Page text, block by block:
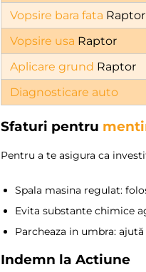
Vopsire bara fata Raptor
Vopsire usa Raptor
Aplicare grund Raptor
Diagnosticare auto
Sfaturi pentru
Pentru a te asigura ca
Spala masina regulat:
Evita substante chimice
Parcheaza in umbra:
Indemn la Actiune